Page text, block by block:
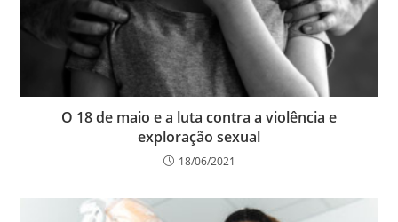
O 18 de maio e a luta contra a violência e
exploração sexual
18/06/2021